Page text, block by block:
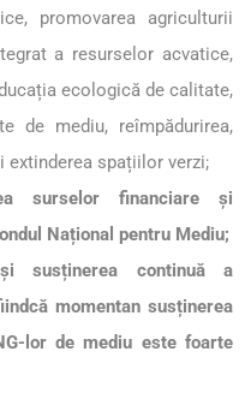
promovarea agriculturii
a resurselor acvatice,
ecologică de calitate,
de mediu, reîmpădurirea,
spațiilor verzi;
surselor financiare și
Național pentru Mediu;
susținerea continuă a
momentan susținerea
lor de mediu este foarte